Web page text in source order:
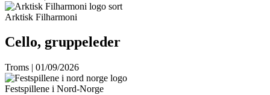
Arktisk Filharmoni
Cello, gruppeleder
Troms | 01/09/2026
Festspillene i Nord-Norge